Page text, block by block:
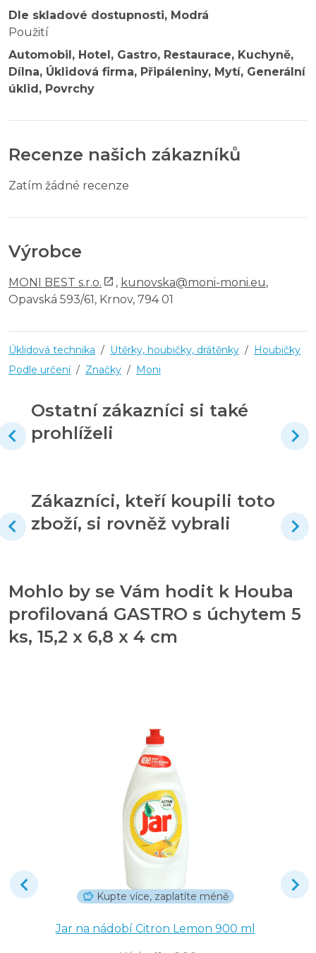
Dle skladové dostupnosti, Modrá
Použití
Automobil, Hotel, Gastro, Restaurace, Kuchyně,
Dílna, Úklidová firma, Připáleniny, Mytí, Generální
úklid, Povrchy
Recenze našich zákazníků
Zatím žádné recenze
Výrobce
MONI BEST s.r.o. , kunovska@moni-moni.eu,
Opavská 593/61, Krnov, 794 01
Úklidová technika / Utěrky, houbičky, drátěnky / Houbičky
Podle určení / Značky / Moni
Ostatní zákazníci si také
prohlíželi
Zákazníci, kteří koupili toto
zboží, si rovněž vybrali
Mohlo by se Vám hodit k Houba
profilovaná GASTRO s úchytem 5
ks, 15,2 x 6,8 x 4 cm
Kupte více, zaplatíte méně
Jar na nádobí Citron Lemon 900 ml